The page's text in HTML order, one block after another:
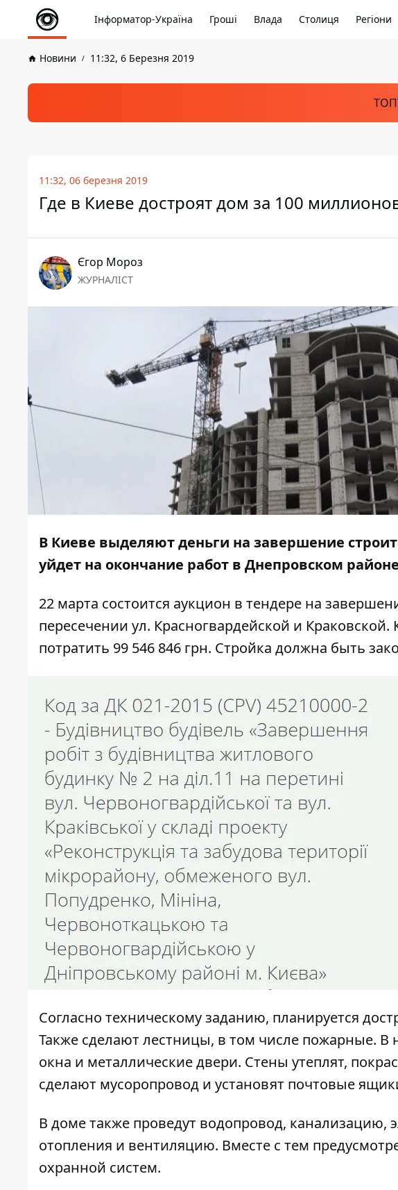
Інформатор-Україна Гроші Влада Столиця Регіони
Новини 11:32, 6 Березня 2019
11:32, 06 березня 2019
Где в Киеве достроят дом за 100
Єгор Мороз
ЖУРНАЛІСТ
В Киеве выделяют деньги на завершение
уйдет на окончание работ в Днепровском
22 марта состоится аукцион в тендере на
пересечении ул. Красногвардейской и Краковской.
потратить 99 546 846 грн. Стройка должна быть
Согласно техническому заданию, планируется
Также сделают лестницы, в том числе пожарные. В
окна и металлические двери. Стены утеплят,
сделают мусоропровод и установят почтовые
В доме также проведут водопровод, канализацию,
отопления и вентиляцию. Вместе с тем
охранной систем.